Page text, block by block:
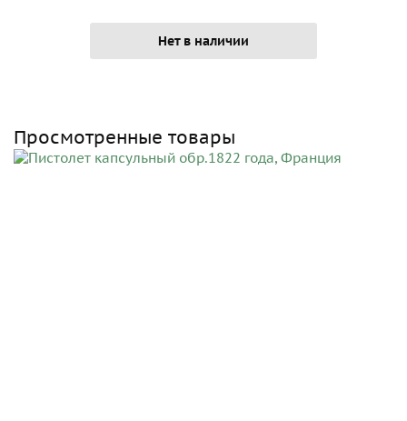
Нет в наличии
Просмотренные товары